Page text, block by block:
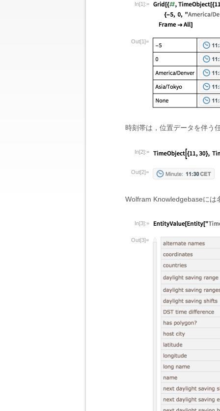
In[1]:=
Out[1]=
時刻帯は，位置データを伴う
In[2]:=
Out[2]=
Wolfram Knowledgebaseには
In[3]:=
Out[3]=